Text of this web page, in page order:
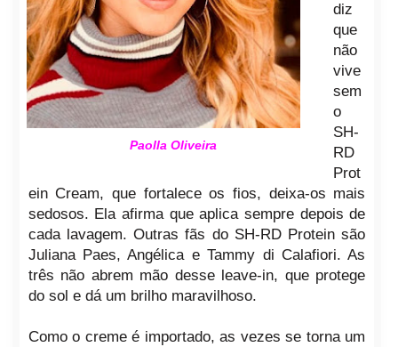
Paolla Oliveira
diz
que
não
vive
sem
o
SH-
RD
Prot
ein Cream, que fortalece os fios, deixa-os mais
sedosos. Ela afirma que aplica sempre depois de
cada lavagem. Outras fãs do SH-RD Protein são
Juliana Paes, Angélica e Tammy di Calafiori. As
três não abrem mão desse leave-in, que protege
do sol e dá um brilho maravilhoso.
Como o creme é importado, as vezes se torna um